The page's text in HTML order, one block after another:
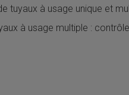
tuyaux à usage unique et
à usage multiple :